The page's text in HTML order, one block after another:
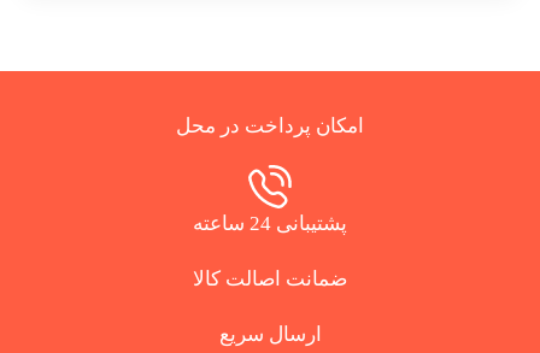
امکان پرداخت در محل
پشتیبانی 24 ساعته
ضمانت اصالت کالا
ارسال سریع